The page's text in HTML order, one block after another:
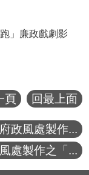
」廉政戲劇影
頁 回最上面
政風處製作...
處製作之「...